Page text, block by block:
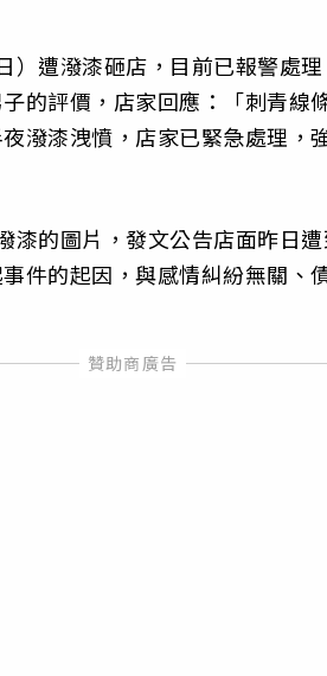
）遭潑漆砸店，目前已報警處
的評價，店家回應：「刺青線
潑漆洩憤，店家已緊急處理，
漆的圖片，發文公告店面昨日
件的起因，與感情糾紛無關、